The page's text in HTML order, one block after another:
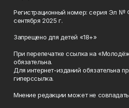
Регистрационный номер: серия Эл №
сентября 2025 г.
Запрещено для детей «18+»
При перепечатке ссылка на
обязательна.
Для интернет-изданий обязательна
гиперссылка.
Мнение редакции может не